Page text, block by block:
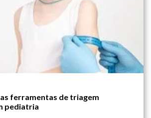
ferramentas de triagem
pediatria